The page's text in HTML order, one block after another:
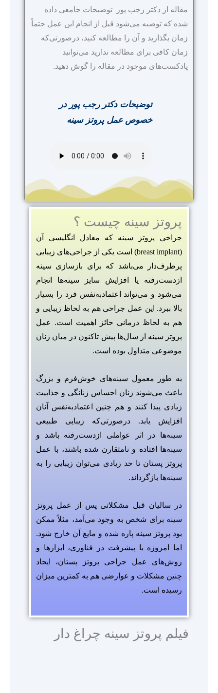
مقاله از دکتر رجب پور توضیحات جامعی داده
شده که توصیه می‌شود قبل از انجام این عمل حتماً
زمان بگذارید و آن را مطالعه کنید، درصورتی‌که
زمان کافی برای مطالعه ندارید می‌توانید
پادکست‌های موجود در مقاله را گوش دهید.
توضیحات دکتر رجب پور در
خصوص عمل پروتز سینه
پروتز سينه چیست ؟
جراحی پروتز سینه که معادل انگلیسی آن
(breast implant) است یکی از جراحی‌های زیبایی
پرطرف‌دار می‌باشد که برای بازسازی سینه
ازدست‌رفته یا افزایش سایز سینه‌ها انجام
می‌شود و می‌تواند اعتمادبه‌نفس فرد را بسیار
بالا ببرد. این عمل جراحی هم به لحاظ زیبایی و
هم به لحاظ درمانی حائز اهمیت است. عمل
پروتز سینه از سال‌ها پیش تاکنون در میان زنان
موضوعی متداول بوده است.
به طور معمول سینه‌های خوش‌فرم و بزرگ
باعث می‌شوند زنان احساس زنانگی و جذابیت
زیادی پیدا کنند و هم چنین اعتمادبه‌نفس آنان
افزایش یابد. درصورتی‌که زیبایی طبیعی
سینه‌ها در اثر عواملی ازدست‌رفته باشد و
سینه‌ها افتاده و نامتقارن شده باشند، با عمل
پروتز پستان تا حد زیادی می‌توان زیبایی را به
سینه‌ها بازگرداند.
در سالیان قبل مشکلاتی پس از عمل پروتز
سینه برای شخص به وجود می‌آمد، مثلاً ممکن
بود پروتز سینه پاره شده و مایع آن خارج شود.
اما امروزه با پیشرفت در فناوری، ابزارها و
روش‌های عمل جراحی پروتز پستان، ایجاد
چنین مشکلات و عوارضی هم به کمترین میزان
رسیده است.
فیلم پروتز سینه چراغ دار